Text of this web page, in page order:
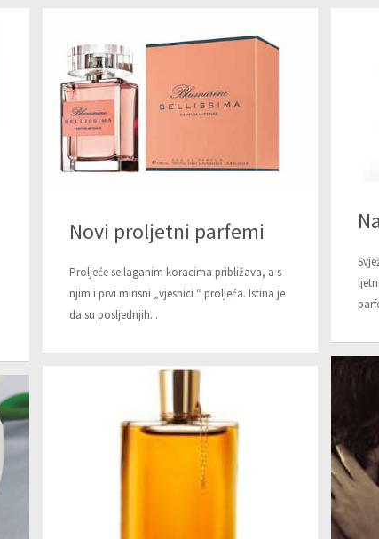
Novi proljetni parfemi
Proljeće se laganim koracima približava, a s
njim i prvi mirisni „vjesnici “ proljeća. Istina je
da su posljednjih...